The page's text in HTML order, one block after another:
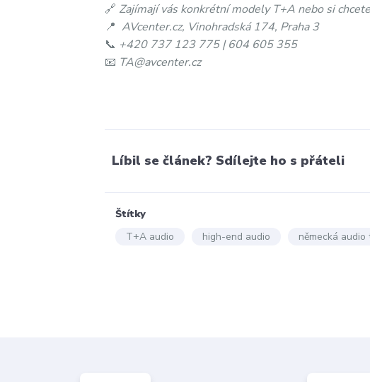
🔗 Zajímají vás konkrétní modely T+A nebo si
📍AVcenter.cz, Vinohradská 174, Praha 3
📞 +420 737 123 775 | 604 605 355
📧 TA@avcenter.cz
Líbil se článek? Sdílejte ho s přáteli
Štítky
T+A audio
high-end audio německá audio